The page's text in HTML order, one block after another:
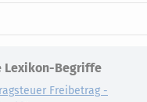
Lexikon-Begriffe
Freibetrag -